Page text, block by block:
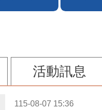
活動訊息
115-08-07 15:36